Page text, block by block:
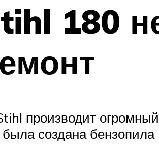
180
производит
создана бензопила